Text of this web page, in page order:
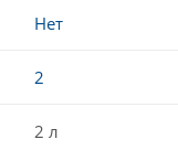
Нет
2
2 л